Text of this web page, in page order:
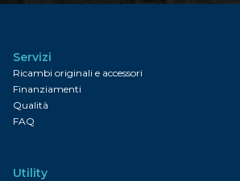
Servizi
Ricambi originali e accessori
Finanziamenti
Qualità
FAQ
Utility